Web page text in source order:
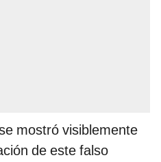
mostró visiblemente
de este falso